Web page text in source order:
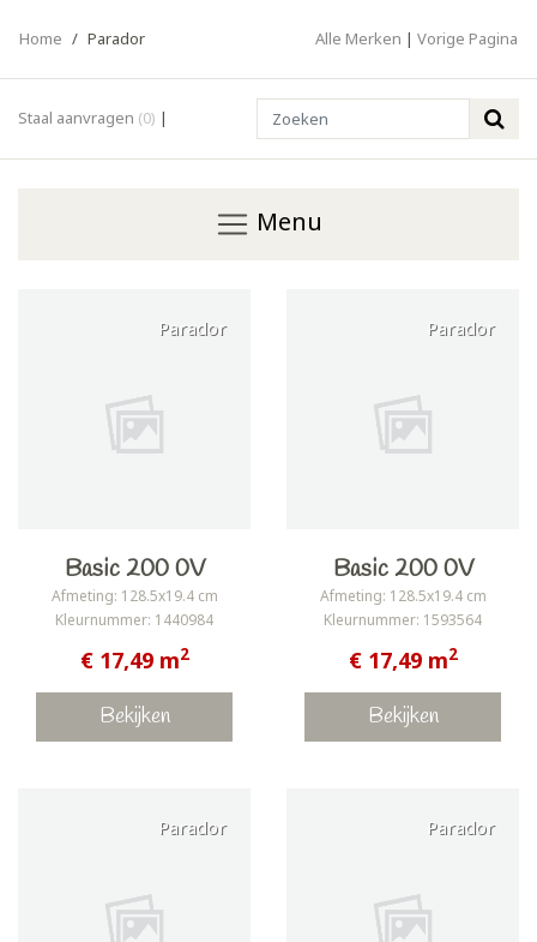
Home / Parador Alle Merken | Vorige Pagina
Staal aanvragen (0) | Search
Menu
Parador
Basic 200 0V
Afmeting: 128.5x19.4 cm
Kleurnummer: 1440984
€ 17,49 m2
Bekijken
Parador
Basic 200 0V
Afmeting: 128.5x19.4 cm
Kleurnummer: 1593564
€ 17,49 m2
Bekijken
Parador Parador